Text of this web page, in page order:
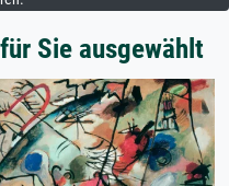
Sie ausgewählt